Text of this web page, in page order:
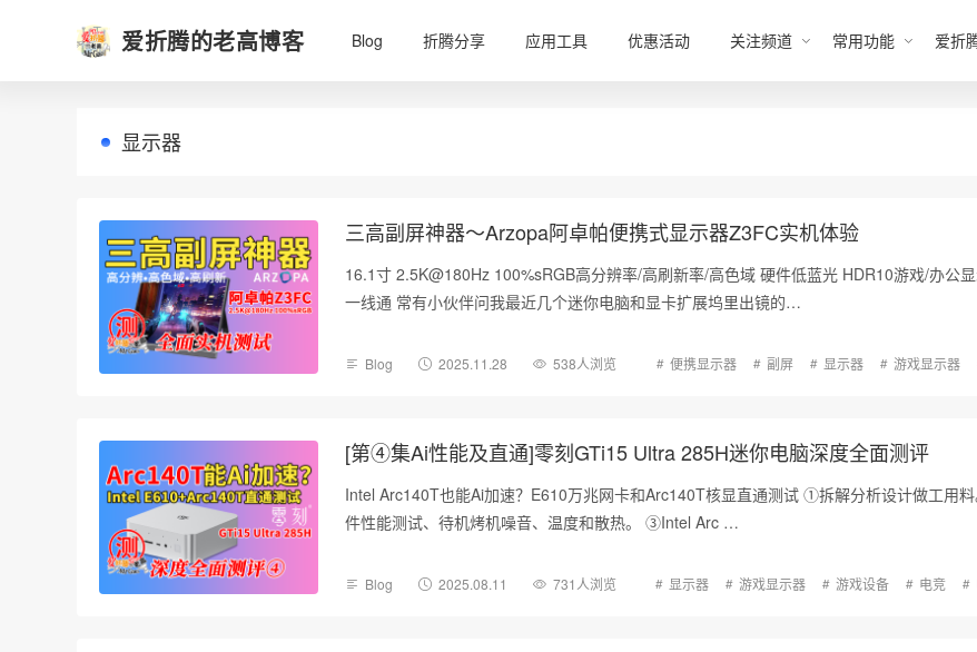
爱折腾的老高博客 Blog 折腾分享 应用工具 优惠活动 关注频道 常用功能 爱折
显示器
三高副屏神器～Arzopa阿卓帕便携式显示器Z3FC实机体验
16.1寸 2.5K@180Hz 100%sRGB高分辨率/高刷新率/高色域 硬件低蓝光 HDR10游戏/办公
一线通 常有小伙伴问我最近几个迷你电脑和显卡扩展坞里出镜的…
Blog 2025.11.28 538人浏览 便携显示器 副屏 显示器 游戏显示器
[第④集Ai性能及直通]零刻GTi15 Ultra 285H迷你电脑深度全面测评
Intel Arc140T也能Ai加速？E610万兆网卡和Arc140T核显直通测试 ①拆解分析设计做工用
件性能测试、待机烤机噪音、温度和散热。 ③Intel Arc …
Blog 2025.08.11 731人浏览 显示器 游戏显示器 游戏设备 电竞